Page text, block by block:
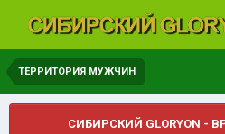
ТЕРРИТОРИЯ МУЖЧИН
СИБИРСКИЙ GLORYON -